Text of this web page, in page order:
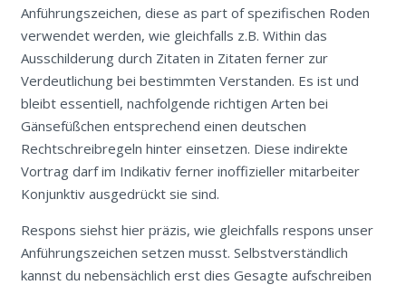
Anführungszeichen, diese as part of spezifischen Roden
verwendet werden, wie gleichfalls z.B. Within das
Ausschilderung durch Zitaten in Zitaten ferner zur
Verdeutlichung bei bestimmten Verstanden. Es ist und
bleibt essentiell, nachfolgende richtigen Arten bei
Gänsefüßchen entsprechend einen deutschen
Rechtschreibregeln hinter einsetzen. Diese indirekte
Vortrag darf im Indikativ ferner inoffizieller mitarbeiter
Konjunktiv ausgedrückt sie sind.
Respons siehst hier präzis, wie gleichfalls respons unser
Anführungszeichen setzen musst. Selbstverständlich
kannst du nebensächlich erst dies Gesagte aufschreiben